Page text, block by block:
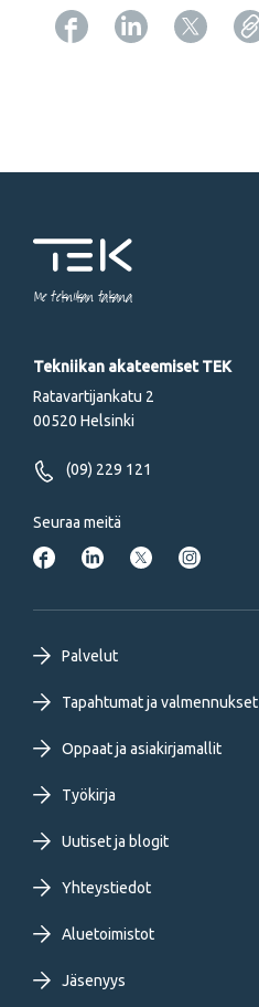
Me tekniikan takana
Tekniikan akateemiset TEK
Ratavartijankatu 2
00520 Helsinki
(09) 229 121
Seuraa meitä
Footer
primary
menu
FI
Palvelut
Tapahtumat ja valmennukset
Oppaat ja asiakirjamallit
Työkirja
Uutiset ja blogit
Yhteystiedot
Aluetoimistot
Jäsenyys